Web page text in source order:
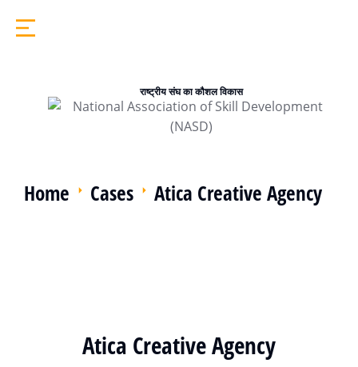
राष्ट्रीय संघ का कौशल विकास
Home Cases Atica Creative Agency
Atica Creative Agency